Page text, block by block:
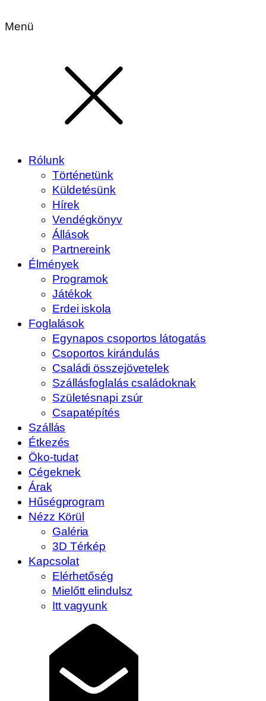
Menü
Rólunk
Történetünk
Küldetésünk
Hírek
Vendégkönyv
Állások
Partnereink
Élmények
Programok
Játékok
Erdei iskola
Foglalások
Egynapos csoportos látogatás
Csoportos kirándulás
Családi összejövetelek
Szállásfoglalás családoknak
Születésnapi zsúr
Csapatépítés
Szállás
Étkezés
Öko-tudat
Cégeknek
Árak
Hűségprogram
Nézz Körül
Galéria
3D Térkép
Kapcsolat
Elérhetőség
Mielőtt elindulsz
Itt vagyunk